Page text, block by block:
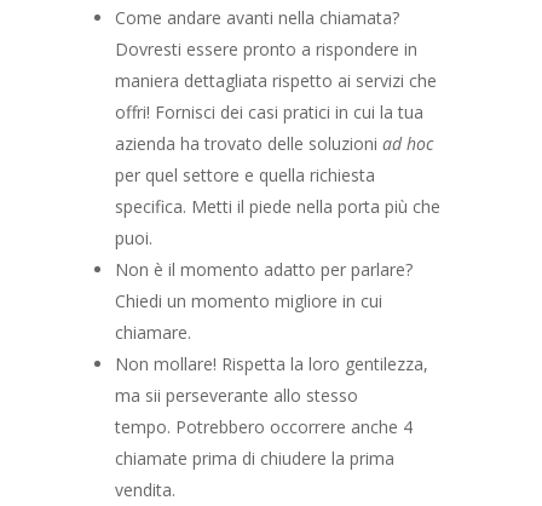
Come andare avanti nella chiamata?
Dovresti essere pronto a rispondere in
maniera dettagliata rispetto ai servizi che
offri! Fornisci dei casi pratici in cui la tua
azienda ha trovato delle soluzioni ad hoc
per quel settore e quella richiesta
specifica. Metti il piede nella porta più che
puoi.
Non è il momento adatto per parlare?
Chiedi un momento migliore in cui
chiamare.
Non mollare! Rispetta la loro gentilezza,
ma sii perseverante allo stesso
tempo. Potrebbero occorrere anche 4
chiamate prima di chiudere la prima
vendita.